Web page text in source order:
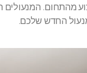
מהתחום. המנעולים
החדש שלכם.